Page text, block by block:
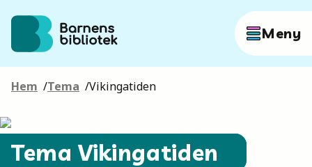
Hoppa till innehållet
Meny
Författare
Böcker
Hem /Tema /Vikingatiden
Tema Vikingatiden